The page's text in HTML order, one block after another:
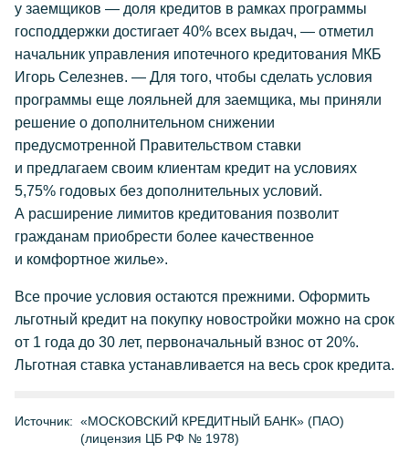
у заемщиков — доля кредитов в рамках программы
господдержки достигает 40% всех выдач, — отметил
начальник управления ипотечного кредитования МКБ
Игорь Селезнев. — Для того, чтобы сделать условия
программы еще лояльней для заемщика, мы приняли
решение о дополнительном снижении
предусмотренной Правительством ставки
и предлагаем своим клиентам кредит на условиях
5,75% годовых без дополнительных условий.
А расширение лимитов кредитования позволит
гражданам приобрести более качественное
и комфортное жилье».
Все прочие условия остаются прежними. Оформить
льготный кредит на покупку новостройки можно на срок
от 1 года до 30 лет, первоначальный взнос от 20%.
Льготная ставка устанавливается на весь срок кредита.
Источник: «МОСКОВСКИЙ КРЕДИТНЫЙ БАНК» (ПАО)
(лицензия ЦБ РФ № 1978)